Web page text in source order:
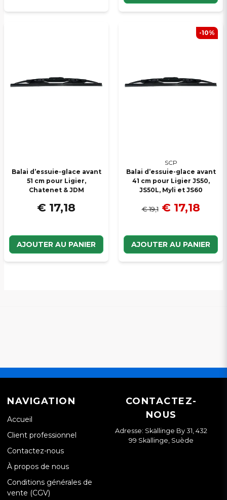
Balai d’essuie-glace avant
51 cm pour Ligier,
Chatenet & JDM
€ 17,18
AJOUTER AU PANIER
SCP
Balai d’essuie-glace avant
41 cm pour Ligier JS50,
JS50L, Myli et JS60
€ 19,1 € 17,18
AJOUTER AU PANIER
-10%
NAVIGATION
Accueil
Client professionnel
Contactez-nous
À propos de nous
Conditions générales de
vente (CGV)
CONTACTEZ-
NOUS
Adresse: Skällinge By 31, 432
99 Skällinge, Suède